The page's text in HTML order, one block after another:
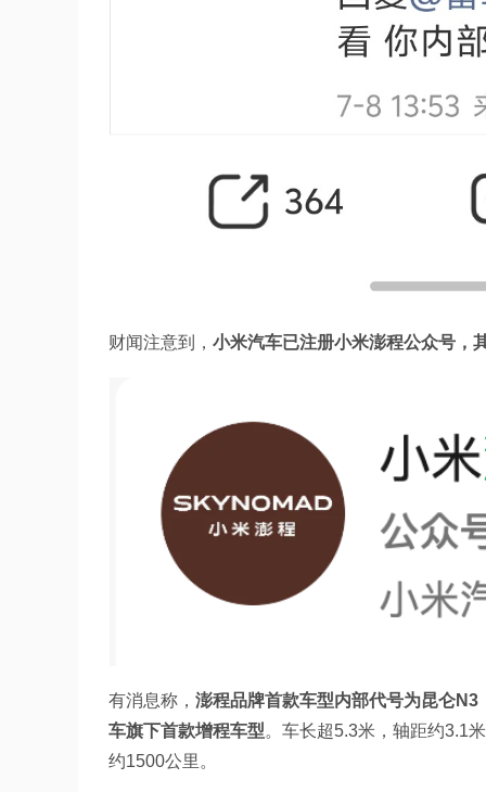
财闻注意到， 小米汽车已注册小米澎程公众号，
有消息称， 澎程品牌首款车型内部代号为昆仑
车旗下首款增程车型。车长超5.3米，轴距约3.1
约1500公里。